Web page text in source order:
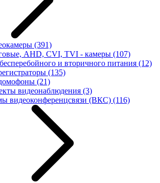
(391)
AHD, CVI, TVI - камеры (107)
и вторичного питания (12)
(135)
(21)
видеонаблюдения (3)
видеоконференцсвязи (ВКС) (116)